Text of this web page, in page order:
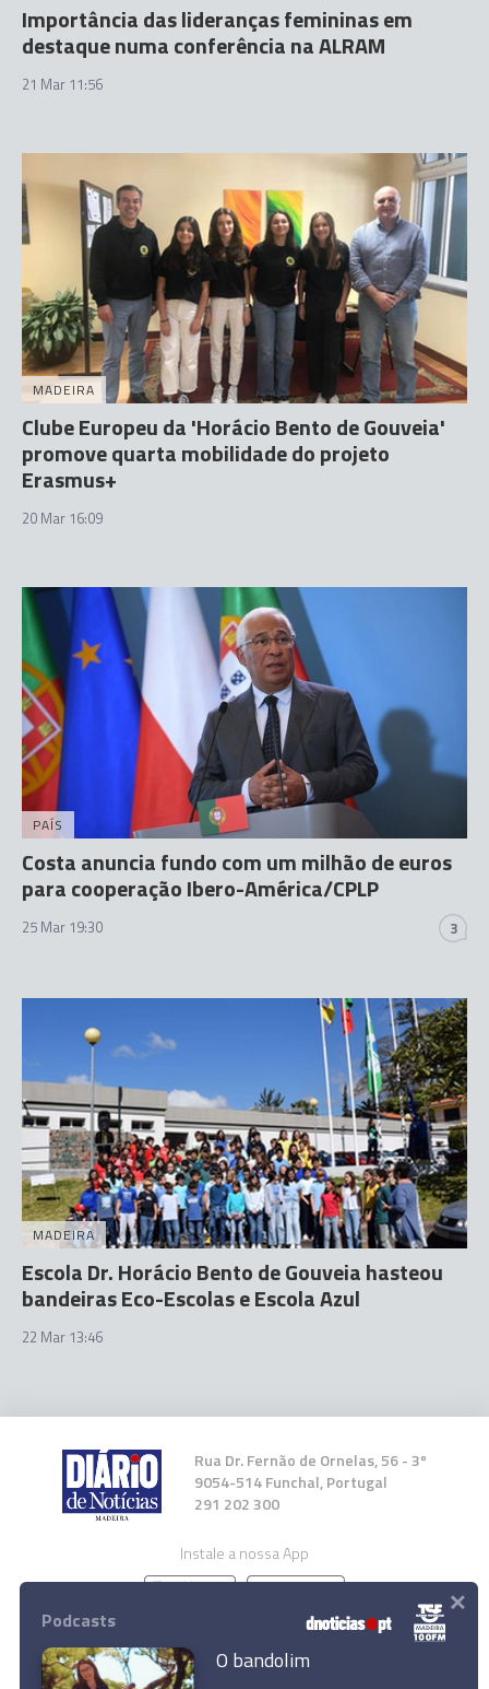
Importância das lideranças femininas em
destaque numa conferência na ALRAM
21 Mar 11:56
MADEIRA
Clube Europeu da 'Horácio Bento de Gouveia'
promove quarta mobilidade do projeto
Erasmus+
20 Mar 16:09
PAÍS
Costa anuncia fundo com um milhão de euros
para cooperação Ibero-América/CPLP
25 Mar 19:30 3
MADEIRA
Escola Dr. Horácio Bento de Gouveia hasteou
bandeiras Eco-Escolas e Escola Azul
22 Mar 13:46
Rua Dr. Fernão de Ornelas, 56 - 3º
9054-514 Funchal, Portugal
291 202 300
Instale a nossa App
Podcasts
O bandolim
×